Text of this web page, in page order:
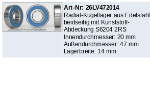
Art-Nr: 26LV472014
Radial-Kugellager aus Edelstahl
beidseitig mit Kunststoff-
Abdeckung S6204 2RS
Innendurchmesser: 20 mm
Außendurchmesser: 47 mm
Lagerbreite: 14 mm